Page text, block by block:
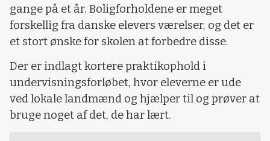
gange på et år. Boligforholdene er meget
forskellig fra danske elevers værelser, og det er
et stort ønske for skolen at forbedre disse.
Der er indlagt kortere praktikophold i
undervisningsforløbet, hvor eleverne er ude
ved lokale landmænd og hjælper til og prøver at
bruge noget af det, de har lært.